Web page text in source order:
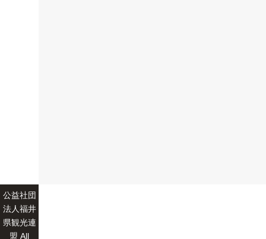
公益社団
法人福井
県観光連
盟 All